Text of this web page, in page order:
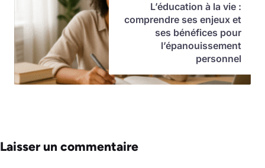
L’éducation à la vie :
comprendre ses enjeux et
ses bénéfices pour
l’épanouissement
personnel
Laisser un commentaire